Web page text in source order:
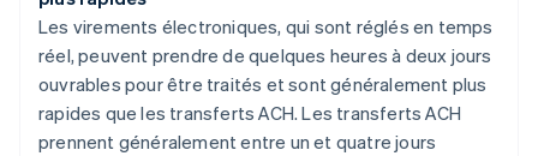
Les virements électroniques, qui sont réglés en temps
réel, peuvent prendre de quelques heures à deux jours
ouvrables pour être traités et sont généralement plus
rapides que les transferts ACH. Les transferts ACH
prennent généralement entre un et quatre jours